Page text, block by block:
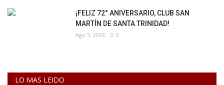
¡FELIZ 72° ANIVERSARIO, CLUB SAN
MARTÍN DE SANTA TRINIDAD!
Ago 5, 2026 0
LO MAS LEIDO